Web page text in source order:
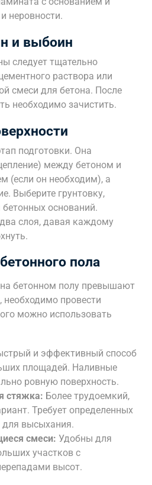
неровности.
и выбоин
следует тщательно
раствора или
смеси для бетона. После
необходимо зачистить.
подготовки. Она
между бетоном и
(если он необходим), а
Выберите грунтовку,
оснований.
слоя, давая каждому
пола
бетонном полу превышают
провести
можно использовать
и эффективный способ
площадей. Наливные
ровную поверхность.
стяжка: Более трудоемкий,
Требует определенных
высыхания.
смеси: Удобны для
участков с
высот.